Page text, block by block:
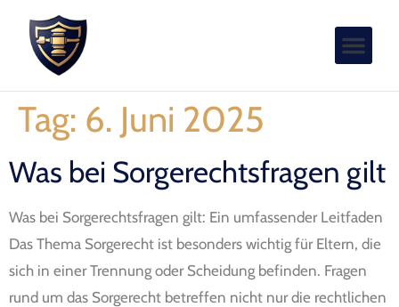
Tag: 6. Juni 2025
Was bei Sorgerechtsfragen gilt
Was bei Sorgerechtsfragen gilt: Ein umfassender Leitfaden
Das Thema Sorgerecht ist besonders wichtig für Eltern, die
sich in einer Trennung oder Scheidung befinden. Fragen
rund um das Sorgerecht betreffen nicht nur die rechtlichen